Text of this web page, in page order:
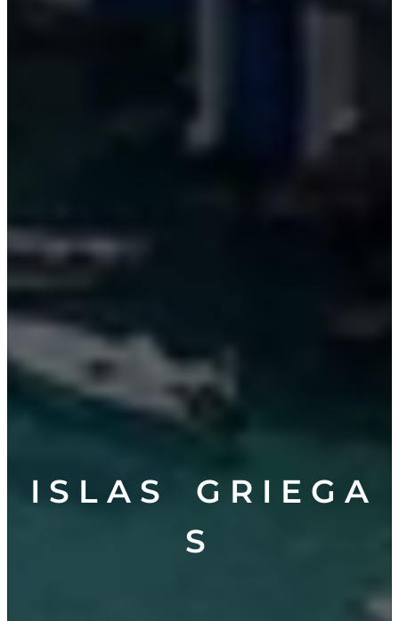
I S L A S G R I E G A
S